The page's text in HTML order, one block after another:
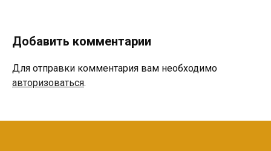
Добавить комментарии
Для отправки комментария вам необходимо
авторизоваться.